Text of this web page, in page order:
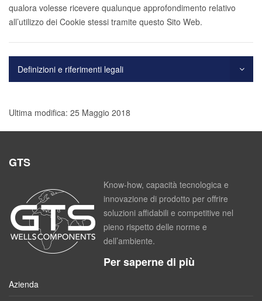
qualora volesse ricevere qualunque approfondimento relativo
all’utilizzo dei Cookie stessi tramite questo Sito Web.
Definizioni e riferimenti legali
Ultima modifica: 25 Maggio 2018
GTS
Know-how, capacità tecnologica e
innovazione di prodotto per offrire
soluzioni affidabili e competitive nel
pieno rispetto delle norme e
dell’ambiente.
Per saperne di più
Azienda